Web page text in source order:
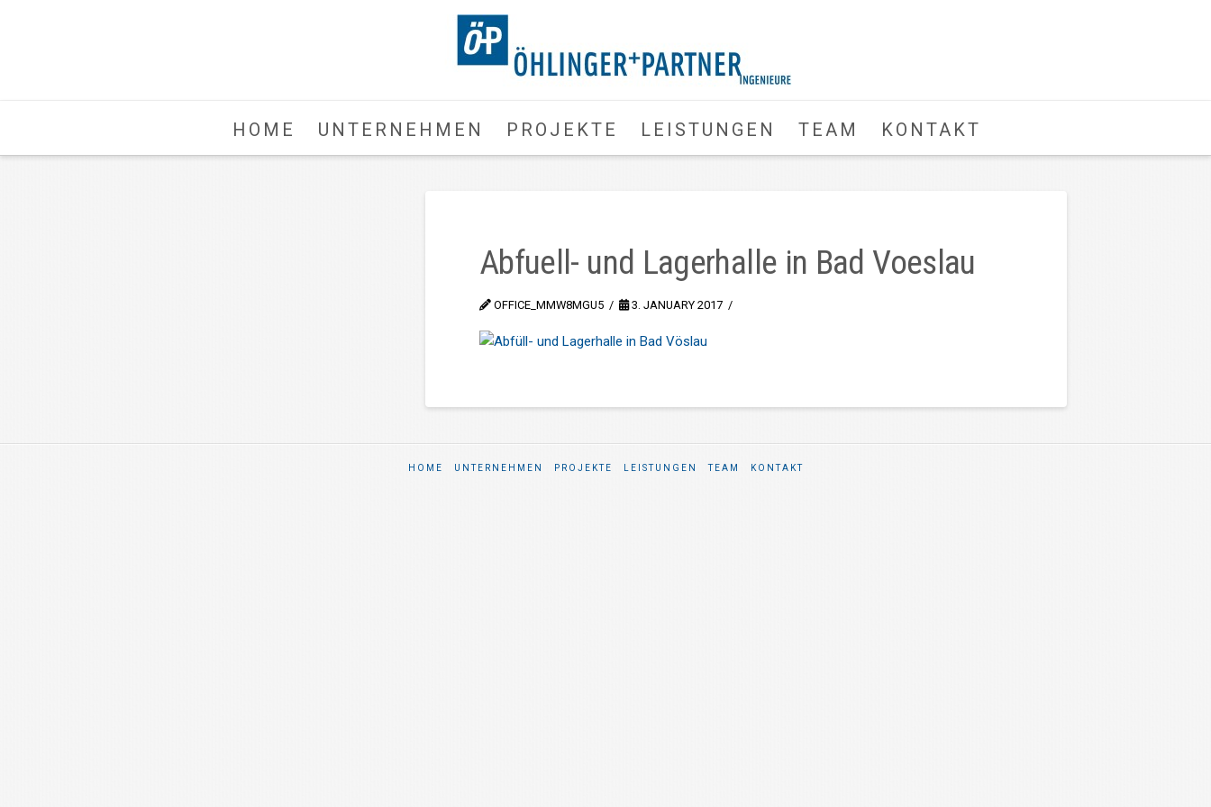
HOME UNTERNEHMEN PROJEKTE LEISTUNGEN TEAM KONTAKT
Abfuell- und Lagerhalle in Bad Voeslau
OFFICE_MMW8MGU5 3. JANUARY 2017
HOME UNTERNEHMEN PROJEKTE LEISTUNGEN TEAM KONTAKT